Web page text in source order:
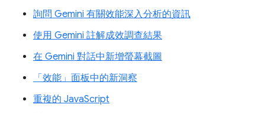
詢問 Gemini 有關效能深入分析的資訊
使用 Gemini 註解成效調查結果
在 Gemini 對話中新增螢幕截圖
「效能」面板中的新洞察
重複的 JavaScript